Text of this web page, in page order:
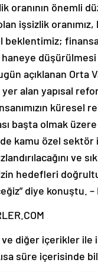
oranının önemli
işsizlik
beklentimiz;
açıklanan Orta
alan yapısal
küresel
başta olmak
kamu özel sektör
ve
hedefleri
diye konuştu. –
ve diğer içerikler
süre içerisinde